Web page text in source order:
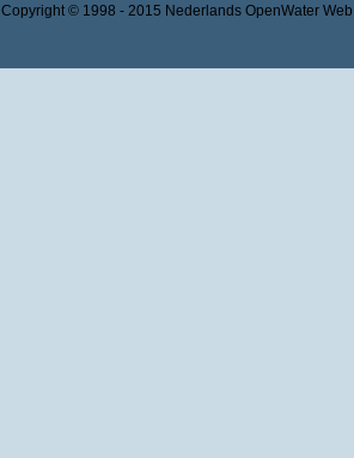
Copyright © 1998 - 2015 Nederlands OpenWater